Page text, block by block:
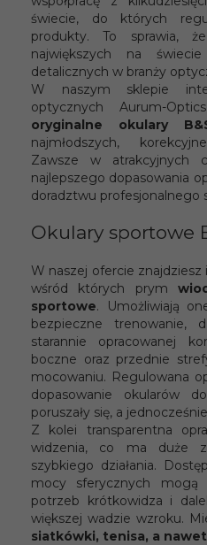
świecie, do których
produkty. To sprawia,
największych na
detalicznych w branży
W naszym sklepie
optycznych Aurum-
oryginalne okulary
najmłodszych,
Zawsze w atrakcyjnych
najlepszego dopasowania
doradztwu profesjonalnego
Okulary sportowe
W naszej ofercie
wśród których prym
sportowe. Umożliwiają
bezpieczne trenowanie,
starannie opracowanej
boczne oraz przednie
mocowaniu. Regulowana
dopasowanie okularów
poruszały się, a
Z kolei transparentna
widzenia, co ma duże
szybkiego działania.
mocy sferycznych mogą
potrzeb krótkowidza i
większej wadzie wzroku.
siatkówki, tenisa, a nawet